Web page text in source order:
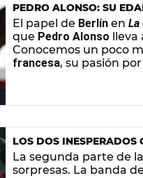
PEDRO ALONSO: SU
PINTURA Y LA EXTRAÑA
El papel de Berlín en La
que Pedro Alonso lleva
Conocemos un poco
francesa, su pasión por
LOS DOS INESPERADOS
CARLOS SAINZ
La segunda parte de
sorpresas. La banda de